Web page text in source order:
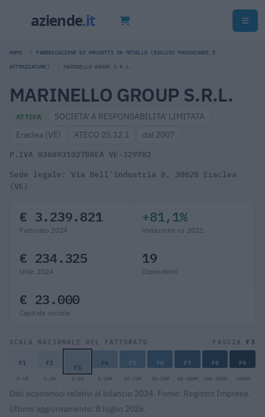
HOME FABBRICAZIONE DI PRODOTTI IN METALLO (ESCLUSI MACCHINARI E
ATTREZZATURE) MARINELLO GROUP S.R.L.
MARINELLO GROUP S.R.L.
ATTIVA
SOCIETA' A RESPONSABILITA' LIMITATA
Eraclea (VE)
ATECO 25.12.1 dal 2007
P.IVA 03689310278REA VE-329782
Sede legale: Via Dell'industria 8, 30020 Eraclea
(VE)
€ 3.239.821
Fatturato 2024
+81,1%
Variazione vs 2021
€ 234.325
Utile 2024
19
Dipendenti
€ 23.000
Capitale sociale
SCALA NAZIONALE DEL FATTURATO FASCIA F3
F1 F2 F3 F4 F5 F6 F7 F8 F9
0-1M 1-2M 2-5M 5-10M 10-25M 25-50M 50-100M 100-500M >500M
Dati economici relativi al bilancio 2024. Fonte: Registro Imprese.
Ultimo aggiornamento: 8 luglio 2026.